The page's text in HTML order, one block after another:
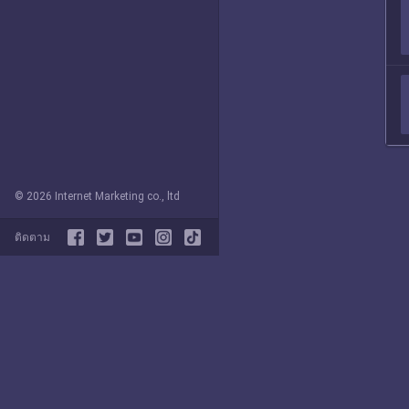
© 2026 Internet Marketing co., ltd
ติดตาม